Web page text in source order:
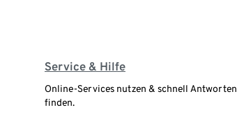
Service & Hilfe
Online-Services nutzen & schnell Antworten
finden.